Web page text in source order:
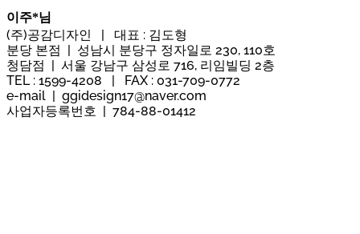
이주*님
(주)공감디자인 | 대표 : 김도형
분당 본점 | 성남시 분당구 정자일로 230, 110호
청담점 | 서울 강남구 삼성로 716, 리임빌딩 2층
TEL : 1599-4208 | FAX : 031-709-0772
e-mail | ggidesign17@naver.com
사업자등록번호 | 784-88-01412